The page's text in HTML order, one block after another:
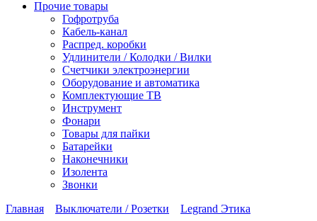
Прочие товары
Гофротруба
Кабель-канал
Распред. коробки
Удлинители / Колодки / Вилки
Счетчики электроэнергии
Оборудование и автоматика
Комплектующие ТВ
Инструмент
Фонари
Товары для пайки
Батарейки
Наконечники
Изолента
Звонки
Главная
Выключатели / Розетки Legrand Этика